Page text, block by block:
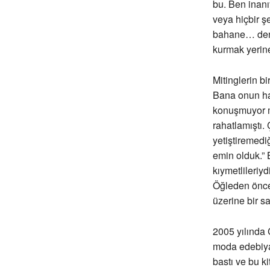
bu. Ben
veya hiçbir
bahane…
kurmak
Mitinglerin
Bana onun
konuşmuyor
emin olduk.”
Öğleden
üzerine bir
2005
moda
bastı ve bu